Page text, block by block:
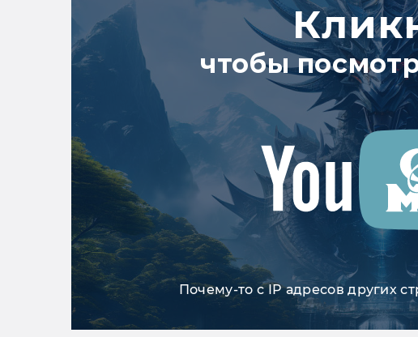
чтобы
Почему-то с IP адресов других